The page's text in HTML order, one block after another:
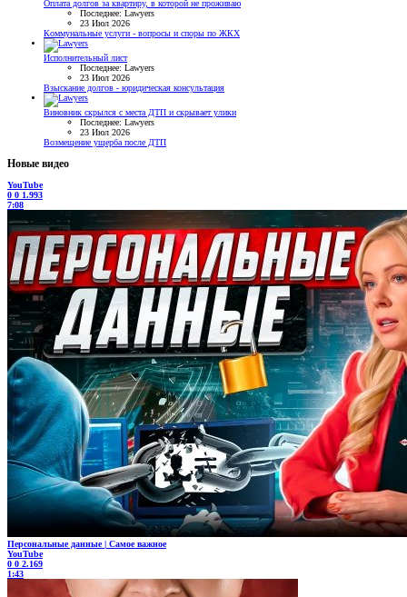
Оплата долгов за квартиру, в которой не проживаю
Последнее: Lawyers
23 Июл 2026
Коммунальные услуги - вопросы и споры по ЖКХ
Исполнительный лист
Последнее: Lawyers
23 Июл 2026
Взыскание долгов - юридическая консультация
Виновник скрылся с места ДТП и скрывает улики
Последнее: Lawyers
23 Июл 2026
Возмещение ущерба после ДТП
Новые видео
YouTube
0 0 1.993
7:08
Персональные данные | Самое важное
YouTube
0 0 2.169
1:43